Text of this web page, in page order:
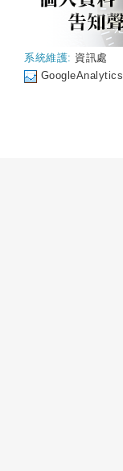
系統維護: 資訊處
GoogleAnalytics